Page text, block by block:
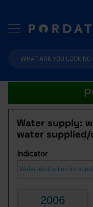
Water supply:
water supplied/
Indicator
2006